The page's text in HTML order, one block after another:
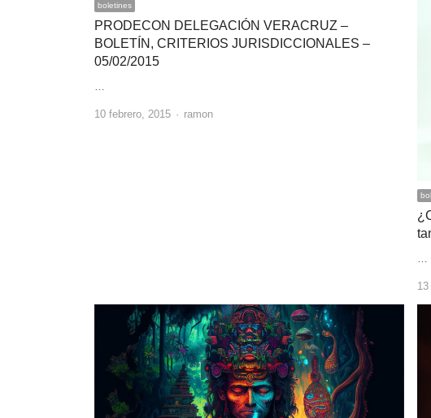
boletines
PRODECON DELEGACIÓN VERACRUZ –
BOLETÍN, CRITERIOS JURISDICCIONALES –
05/02/2015
…
10 febrero, 2015 Author
ramon
…